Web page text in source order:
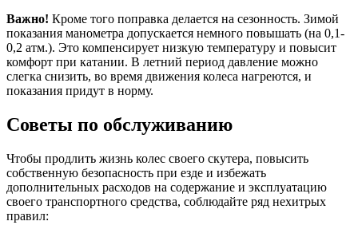
Важно! Кроме того поправка делается на сезонность. Зимой
показания манометра допускается немного повышать (на 0,1-
0,2 атм.). Это компенсирует низкую температуру и повысит
комфорт при катании. В летний период давление можно
слегка снизить, во время движения колеса нагреются, и
показания придут в норму.
Советы по обслуживанию
Чтобы продлить жизнь колес своего скутера, повысить
собственную безопасность при езде и избежать
дополнительных расходов на содержание и эксплуатацию
своего транспортного средства, соблюдайте ряд нехитрых
правил: